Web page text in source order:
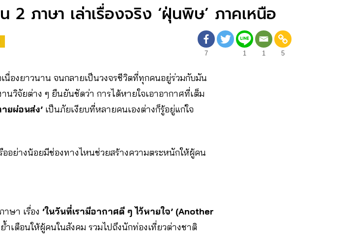
2 ภาษา เล่าเรื่องจริง ‘ฝุ่นพิษ’ ภาคเหนือ
7
1 1 5
องยาวนาน จนกลายเป็นวงจรชีวิตที่ทุกคนอยู่ร่วมกับมัน
วิจัยต่าง ๆ ยืนยันชัดว่า การได้หายใจเอาอากาศที่เต็ม
ายผ่อนส่ง’ เป็นภัยเงียบที่หลายคนเองต่างก็รู้อยู่แก่ใจ
อย่างน้อยมีช่องทางไหนช่วยสร้างความตระหนักให้ผู้คน
ษา เรื่อง ‘ในวันที่เรามีอากาศดี ๆ ไว้หายใจ’ (Another
ำเตือนให้ผู้คนในสังคม รวมไปถึงนักท่องเที่ยวต่างชาติ